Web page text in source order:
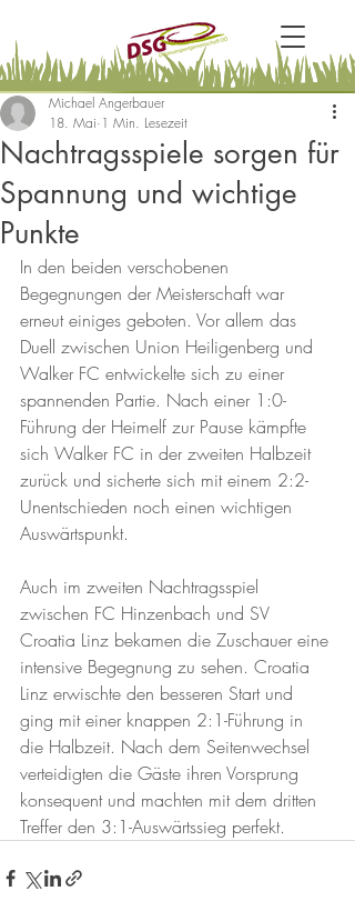
Nachtragsspiele sorgen für
Spannung und wichtige
Punkte
Michael Angerbauer
18. Mai 1 Min. Lesezeit
In den beiden verschobenen
Begegnungen der Meisterschaft war
erneut einiges geboten. Vor allem das
Duell zwischen Union Heiligenberg und
Walker FC entwickelte sich zu einer
spannenden Partie. Nach einer 1:0-
Führung der Heimelf zur Pause kämpfte
sich Walker FC in der zweiten Halbzeit
zurück und sicherte sich mit einem 2:2-
Unentschieden noch einen wichtigen
Auswärtspunkt.
Auch im zweiten Nachtragsspiel
zwischen FC Hinzenbach und SV
Croatia Linz bekamen die Zuschauer eine
intensive Begegnung zu sehen. Croatia
Linz erwischte den besseren Start und
ging mit einer knappen 2:1-Führung in
die Halbzeit. Nach dem Seitenwechsel
verteidigten die Gäste ihren Vorsprung
konsequent und machten mit dem dritten
Treffer den 3:1-Auswärtssieg perfekt.